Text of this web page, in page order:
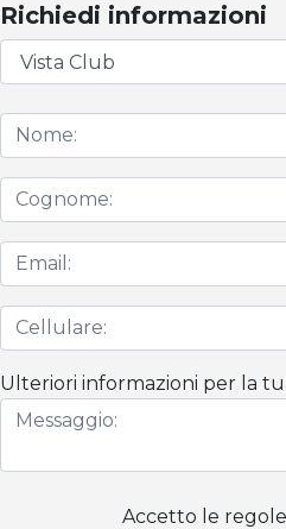
Richiedi informazioni
Ulteriori informazioni per la
Accetto le